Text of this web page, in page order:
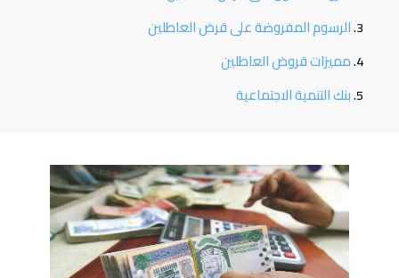
الرسوم المفروضة على قرض العاطلين
مميزات قروض العاطلين
بنك التنمية الاجتماعية